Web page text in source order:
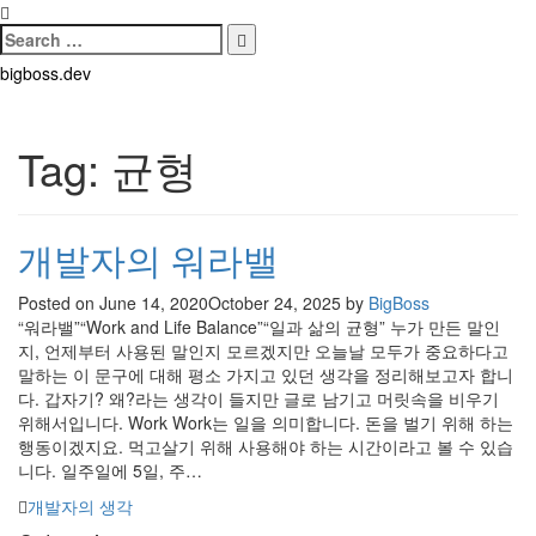
Search
for:
Search
Skip
bigboss.dev
Tag: 균형
개발자의 워라밸
Posted on June 14, 2020October 24, 2025 by BigBoss
“워라밸”“Work and Life Balance”“일과 삶의 균형” 누가 만든 말인
지, 언제부터 사용된 말인지 모르겠지만 오늘날 모두가 중요하다고
말하는 이 문구에 대해 평소 가지고 있던 생각을 정리해보고자 합니
다. 갑자기? 왜?라는 생각이 들지만 글로 남기고 머릿속을 비우기
위해서입니다. Work Work는 일을 의미합니다. 돈을 벌기 위해 하는
행동이겠지요. 먹고살기 위해 사용해야 하는 시간이라고 볼 수 있습
니다. 일주일에 5일, 주…
Categories
개발자의 생각